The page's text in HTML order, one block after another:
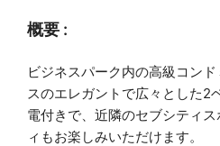
概要 :
ビジネスパーク内の高級コン
スのエレガントで広々とした2
電付きで、近隣のセブシティ
ィもお楽しみいただけます。